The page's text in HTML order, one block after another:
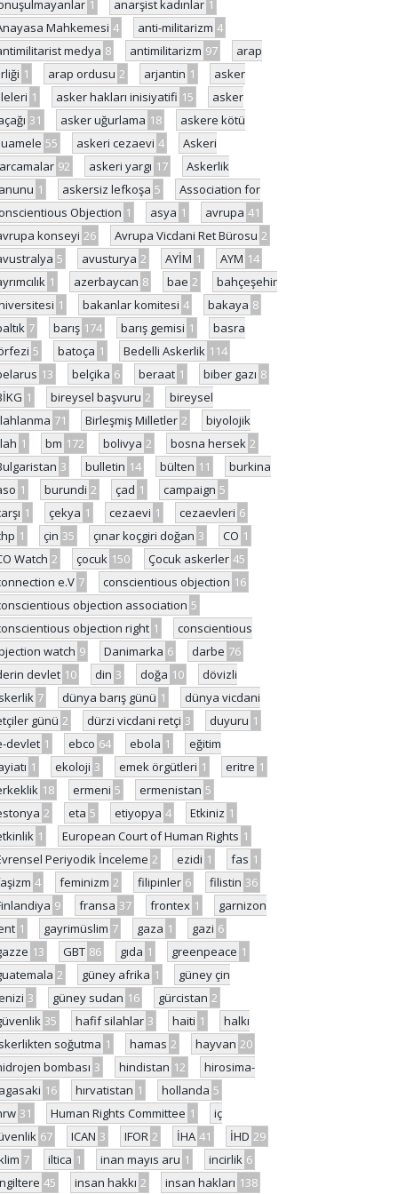
1 anarşist kadınlar 1
Mahkemesi 4 anti-militarizm 4
medya 8 antimilitarizm 97
arap
1 arap ordusu 2 arjantin 1
asker
1 asker hakları inisiyatifi 15
asker
31 asker uğurlama 18
askere kötü
55 askeri cezaevi 4
Askeri
92 askeri yargı 17
Askerlik
1 askersiz lefkoşa 5
Association for
Objection 1 asya 1 avrupa 41
konseyi 26 Avrupa Vicdani Ret Bürosu 2
5 avusturya 2 AYİM 1 AYM 14
1 azerbaycan 8 bae 2
bahçeşehir
1 bakanlar komitesi 4 bakaya 8
7 barış 174 barış gemisi 1
basra
5 batoça 1 Bedelli Askerlik 114
13 belçika 6 beraat 1 biber gazı 8
1 bireysel başvuru 2
bireysel
71 Birleşmiş Milletler 2
biyolojik
1 bm 172 bolivya 2 bosna hersek 2
3 bulletin 14 bülten 11
burkina
1 burundi 2 çad 1 campaign 5
1 çekya 1 cezaevi 1 cezaevleri 6
1 çin 35 çınar koçgiri doğan 3 CO 1
Watch 2 çocuk 150 Çocuk askerler 45
e.V 7 conscientious objection 16
objection association 5
objection right 1
conscientious
watch 9 Danimarka 6 darbe 76
devlet 10 din 3 doğa 10
dövizli
7 dünya barış günü 1
dünya vicdani
günü 2 dürzi vicdani retçi 3 duyuru 1
devlet 1 ebco 64 ebola 1
eğitim
1 ekoloji 3 emek örgütleri 1 eritre 1
18 ermeni 5 ermenistan 5
2 eta 5 etiyopya 4 Etkiniz 1
1 European Court of Human Rights 1
Periyodik İnceleme 2 ezidi 1 fas 1
4 feminizm 2 filipinler 6 filistin 36
9 fransa 37 frontex 1
garnizon
1 gayrimüslim 7 gaza 1 gazi 6
13 GBT 86 gıda 1 greenpeace 1
2 güney afrika 1
güney çin
3 güney sudan 16 gürcistan 2
35 hafif silahlar 3 haiti 1
halkı
soğutma 1 hamas 2 hayvan 20
bombası 3 hindistan 12
hirosima-
16 hırvatistan 1 hollanda 5
31 Human Rights Committee 1
iç
67 ICAN 3 IFOR 2 İHA 41 İHD 29
7 iltica 1 inan mayıs aru 1 incirlik 6
45 insan hakkı 2 insan hakları 138